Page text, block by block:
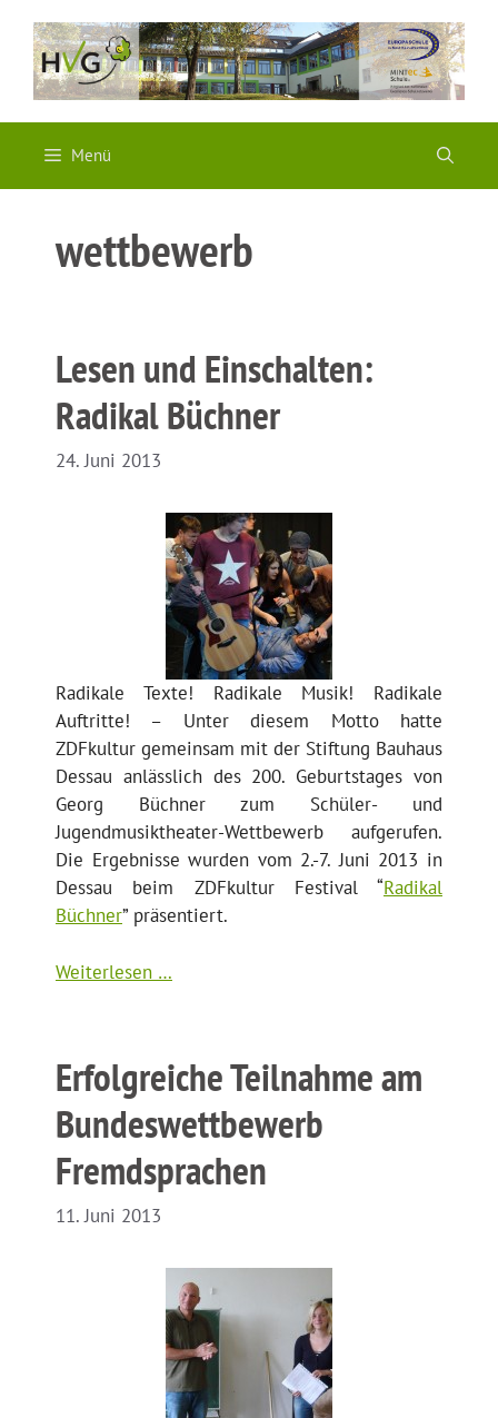
Inhalt
springen
Menü
wettbewerb
Lesen und Einschalten:
Radikal Büchner
24. Juni 2013
Radikale Texte! Radikale Musik! Radikale
Auftritte! – Unter diesem Motto hatte
ZDFkultur gemeinsam mit der Stiftung Bauhaus
Dessau anlässlich des 200. Geburtstages von
Georg Büchner zum Schüler- und
Jugendmusiktheater-Wettbewerb aufgerufen.
Die Ergebnisse wurden vom 2.-7. Juni 2013 in
Dessau beim ZDFkultur Festival “Radikal
Büchner” präsentiert.
Weiterlesen …
Erfolgreiche Teilnahme am
Bundeswettbewerb
Fremdsprachen
11. Juni 2013